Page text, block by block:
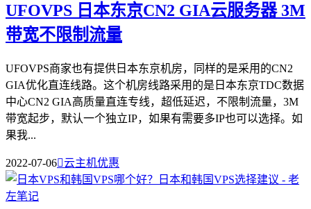
UFOVPS 日本东京CN2 GIA云服务器 3M
带宽不限制流量
UFOVPS商家也有提供日本东京机房，同样的是采用的CN2
GIA优化直连线路。这个机房线路采用的是日本东京TDC数据
中心CN2 GIA高质量直连专线，超低延迟，不限制流量，3M
带宽起步，默认一个独立IP，如果有需要多IP也可以选择。如
果我...
2022-07-06云主机优惠